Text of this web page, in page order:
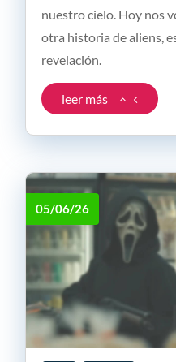
nuestro cielo. Hoy nos
otra historia de aliens,
revelación.
leer más
05/06/26